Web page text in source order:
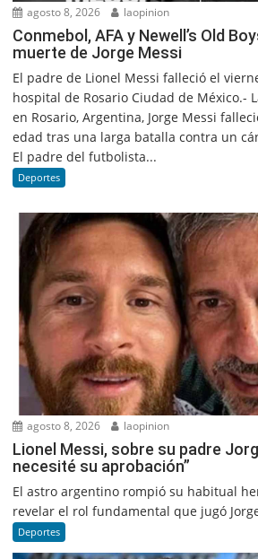
agosto 8, 2026 laopinion
Conmebol, AFA y Newell’s Old
muerte de Jorge Messi
El padre de Lionel Messi falleció el
hospital de Rosario Ciudad de México.-
en Rosario, Argentina, Jorge Messi
edad tras una larga batalla contra un
El padre del futbolista...
Deportes
agosto 8, 2026 laopinion
Lionel Messi, sobre su padre
necesité su aprobación”
El astro argentino rompió su habitual
revelar el rol fundamental que jugó
Deportes